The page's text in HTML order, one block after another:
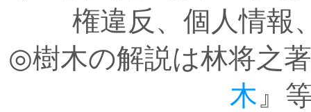
権違反、個人情報
◎樹木の解説は林将之
木』